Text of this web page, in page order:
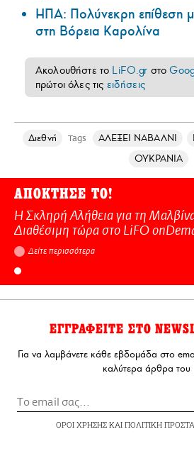
ΗΠΑ: Πολύνεκρη επίθεση
στη Βόρεια Καρολίνα
Ακολουθήστε το LiFO.gr στο
πρώτοι όλες τις ειδήσεις
Διεθνή Tags ΑΛΕΞΕΙ ΝΑΒΑΛΝΙ
ΟΥΚΡΑΝΙΑ
ΑΠΟΚΤΗΣΕ ΤΟ!
Η Σκληρή Αλήθεια για τη
Διαθέσιμη τώρα στo LiFO
Δείτε περισσότερα
ΕΓΓΡΑΦΕΙΤΕ ΣΤΟ
Για να λαμβάνετε κάθε εβδομάδα στο
καλύτερα άρθρα του
ΟΡΟΙ ΧΡΗΣΗΣΚΑΙ ΠΟΛΙΤΙΚΗ